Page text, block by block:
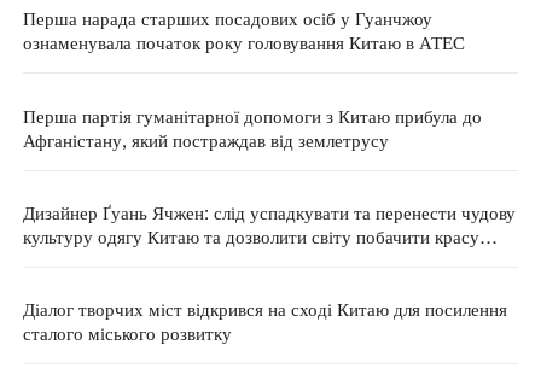
Перша нарада старших посадових осіб у Гуанчжоу
ознаменувала початок року головування Китаю в АТЕС
Перша партія гуманітарної допомоги з Китаю прибула до
Афганістану, який постраждав від землетрусу
Дизайнер Ґуань Ячжен: слід успадкувати та перенести чудову
культуру одягу Китаю та дозволити світу побачити красу
Діалог творчих міст відкрився на сході Китаю для посилення
сталого міського розвитку